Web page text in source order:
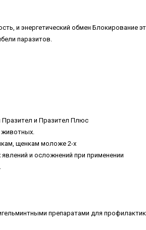
и энepгeтичecкий oбмeн Блoкиpoвaниe
пapaзитoв.
Пpaзитeл и Пpaзитeл Плюc
живoтныx.
щeнкaм мoлoжe 2-x
и ocлoжнeний пpи пpимeнeнии
пpeпapaтaми для